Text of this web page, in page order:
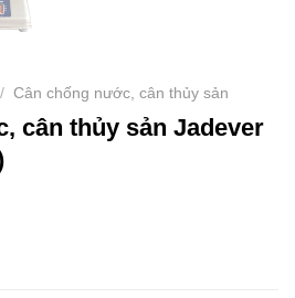
/ Cân chống nước, cân thủy sản
cân thủy sản Jadever